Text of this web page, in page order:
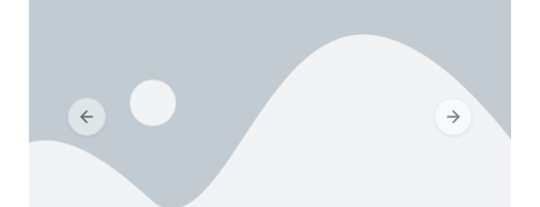
Previous slide Next slide